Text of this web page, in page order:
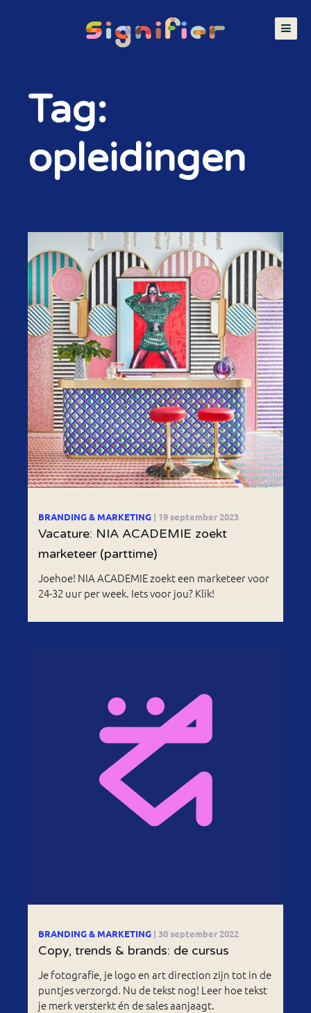
Tag:
opleidingen
BRANDING & MARKETING | 19 september 2023
Vacature: NIA ACADEMIE zoekt
marketeer (parttime)
Joehoe! NIA ACADEMIE zoekt een marketeer voor
24-32 uur per week. Iets voor jou? Klik!
BRANDING & MARKETING | 30 september 2022
Copy, trends & brands: de cursus
Je fotografie, je logo en art direction zijn tot in de
puntjes verzorgd. Nu de tekst nog! Leer hoe tekst
je merk versterkt én de sales aanjaagt.